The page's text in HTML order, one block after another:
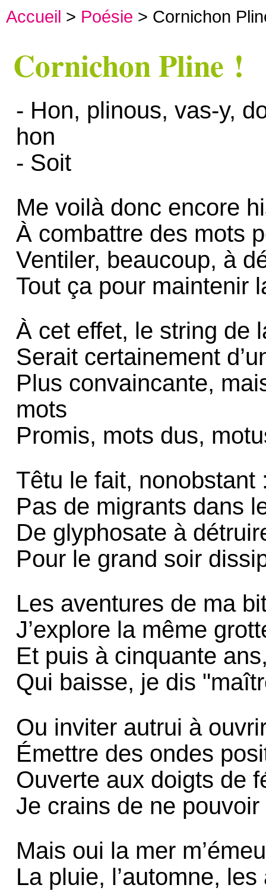
Accueil > Poésie > Cornichon
Cornichon Pline !
- Hon, plinous, vas-y,
hon
- Soit
Me voilà donc encore
À combattre des mots
Ventiler, beaucoup, à
Tout ça pour maintenir
À cet effet, le string de
Serait certainement
Plus convaincante,
mots
Promis, mots dus,
Têtu le fait, nonobstant
Pas de migrants dans
De glyphosate à
Pour le grand soir
Les aventures de ma
J’explore la même
Et puis à cinquante
Qui baisse, je dis
Ou inviter autrui à
Émettre des ondes
Ouverte aux doigts de
Je crains de ne
Mais oui la mer
La pluie, l’automne,